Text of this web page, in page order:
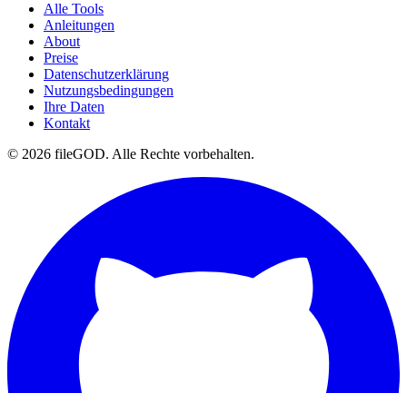
Alle Tools
Anleitungen
About
Preise
Datenschutzerklärung
Nutzungsbedingungen
Ihre Daten
Kontakt
© 2026 fileGOD. Alle Rechte vorbehalten.